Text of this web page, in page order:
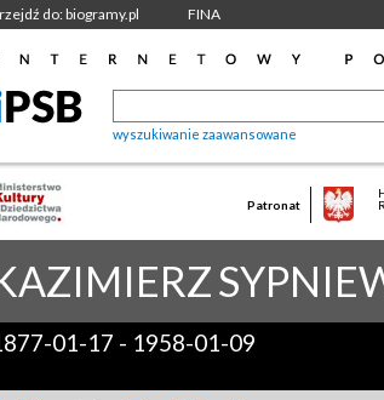
do: biogramy.pl FINA
wyszukiwanie zaawansowane
Patronat
01-17 - 1958-01-09